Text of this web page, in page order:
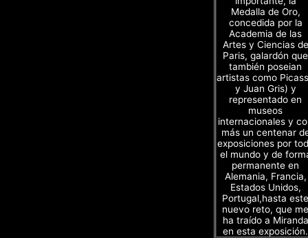
Medalla de Oro,
concedida por la
Academia de las
Artes y Ciencias de
Paris, galardón que
también poseian
artistas como
y Juan Gris) y
representado en
museos
internacionales y
más un centenar
exposiciones por
el mundo y de
permanente en
Alemania, Francia,
Estados Unidos,
Portugal,hasta este
nuevo reto, que me
ha traído a Miranda
en esta exposición.